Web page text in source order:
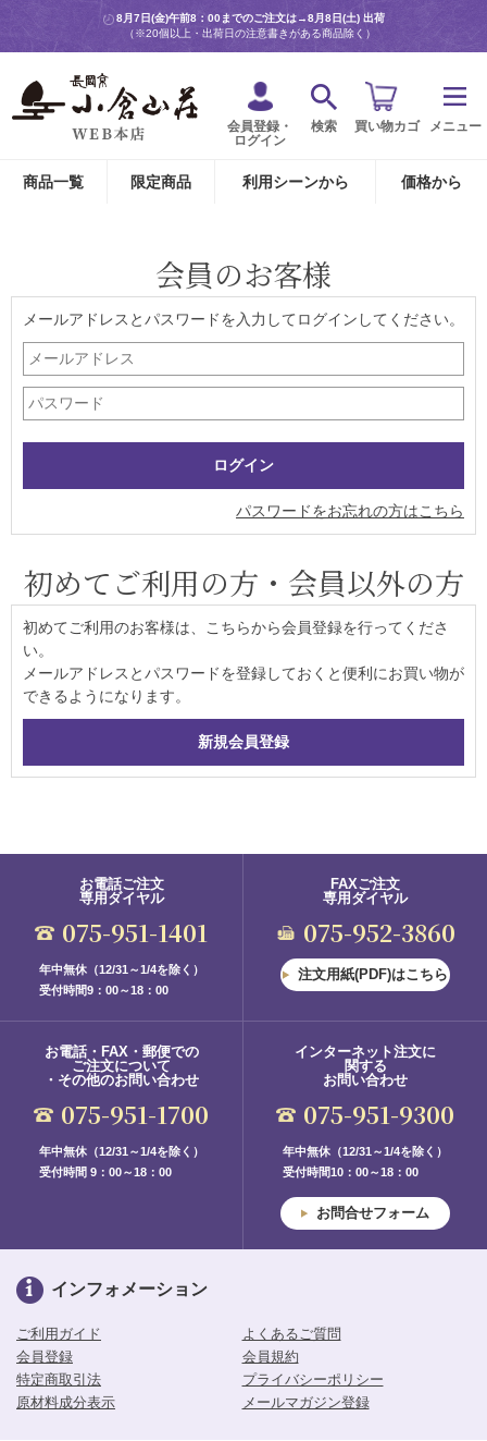
8月7日(金)午前8：00までのご注文は→8月8日(土) 出荷
（※20個以上・出荷日の注意書きがある商品除く）
会員登録・
ログイン
検索 買い物カゴ メニュー
商品一覧 限定商品 利用シーンから 価格から
会員のお客様
メールアドレスとパスワードを入力してログインしてください。
パスワードをお忘れの方はこちら
初めてご利用の方・会員以外の方
初めてご利用のお客様は、こちらから会員登録を行ってくださ
い。
メールアドレスとパスワードを登録しておくと便利にお買い物が
できるようになります。
お電話ご注文
専用ダイヤル
075-951-1401
年中無休（12/31～1/4を除く）
受付時間9：00～18：00
FAXご注文
専用ダイヤル
075-952-3860
注文用紙(PDF)はこちら
お電話・FAX・郵便での
ご注文について
・その他のお問い合わせ
075-951-1700
年中無休（12/31～1/4を除く）
受付時間 9：00～18：00
インターネット注文に
関する
お問い合わせ
075-951-9300
年中無休（12/31～1/4を除く）
受付時間10：00～18：00
お問合せフォーム
インフォメーション
ご利用ガイド
よくあるご質問
会員登録
会員規約
特定商取引法
プライバシーポリシー
原材料成分表示
メールマガジン登録